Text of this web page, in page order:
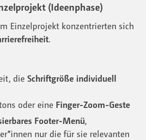
(Ideenphase)
Einzelprojekt konzentrierten sich
.
die Schriftgröße individuell
oder eine Finger-Zoom-Geste
Footer-Menü,
nur die für sie relevanten